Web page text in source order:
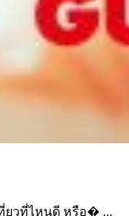
ยวที่ไหนดี หรือ� ...